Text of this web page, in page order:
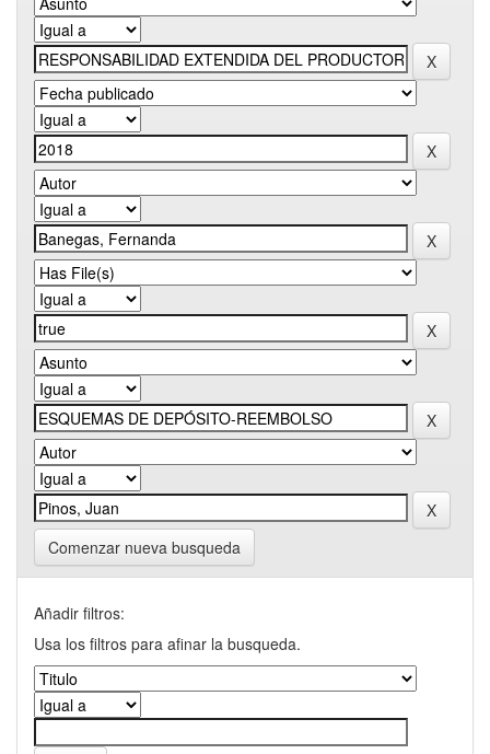
Comenzar nueva busqueda
Añadir filtros:
Usa los filtros para afinar la busqueda.